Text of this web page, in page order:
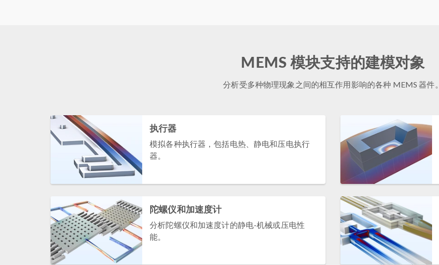
MEMS 模块支持的建模对象
分析受多种物理现象之间的相互作用影响的各种 MEMS 器件。
执行器
模拟各种执行器，包括电热、静电和压电执行
器。
陀螺仪和加速度计
分析陀螺仪和加速度计的静电-机械或压电性
能。